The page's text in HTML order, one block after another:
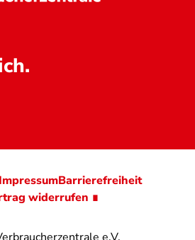
Barrierefreiheit
widerrufen ∎